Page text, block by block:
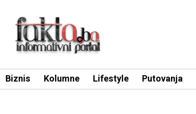
Biznis Kolumne Lifestyle Putovanja